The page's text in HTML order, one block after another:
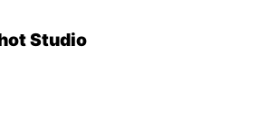
Studio
navegación